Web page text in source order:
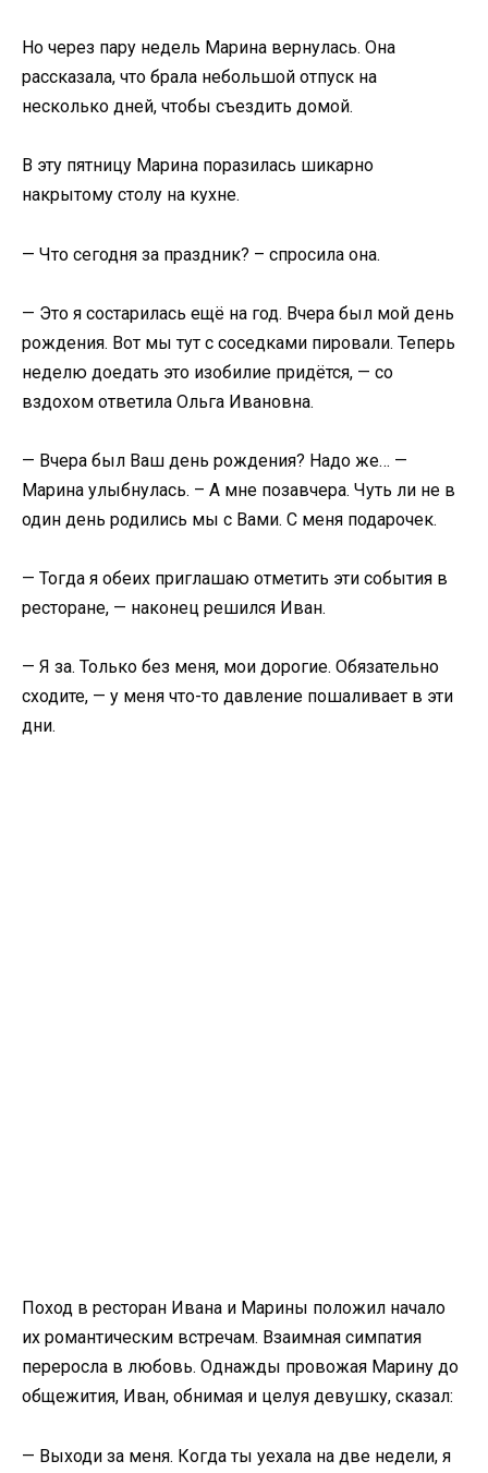
Но через пару недель Марина вернулась. Она
рассказала, что брала небольшой отпуск на
несколько дней, чтобы съездить домой.
В эту пятницу Марина поразилась шикарно
накрытому столу на кухне.
— Что сегодня за праздник? – спросила она.
— Это я состарилась ещё на год. Вчера был мой день
рождения. Вот мы тут с соседками пировали. Теперь
неделю доедать это изобилие придётся, — со
вздохом ответила Ольга Ивановна.
— Вчера был Ваш день рождения? Надо же… —
Марина улыбнулась. – А мне позавчера. Чуть ли не в
один день родились мы с Вами. С меня подарочек.
— Тогда я обеих приглашаю отметить эти события в
ресторане, — наконец решился Иван.
— Я за. Только без меня, мои дорогие. Обязательно
сходите, — у меня что-то давление пошаливает в эти
дни.
Поход в ресторан Ивана и Марины положил начало
их романтическим встречам. Взаимная симпатия
переросла в любовь. Однажды провожая Марину до
общежития, Иван, обнимая и целуя девушку, сказал:
— Выходи за меня. Когда ты уехала на две недели, я